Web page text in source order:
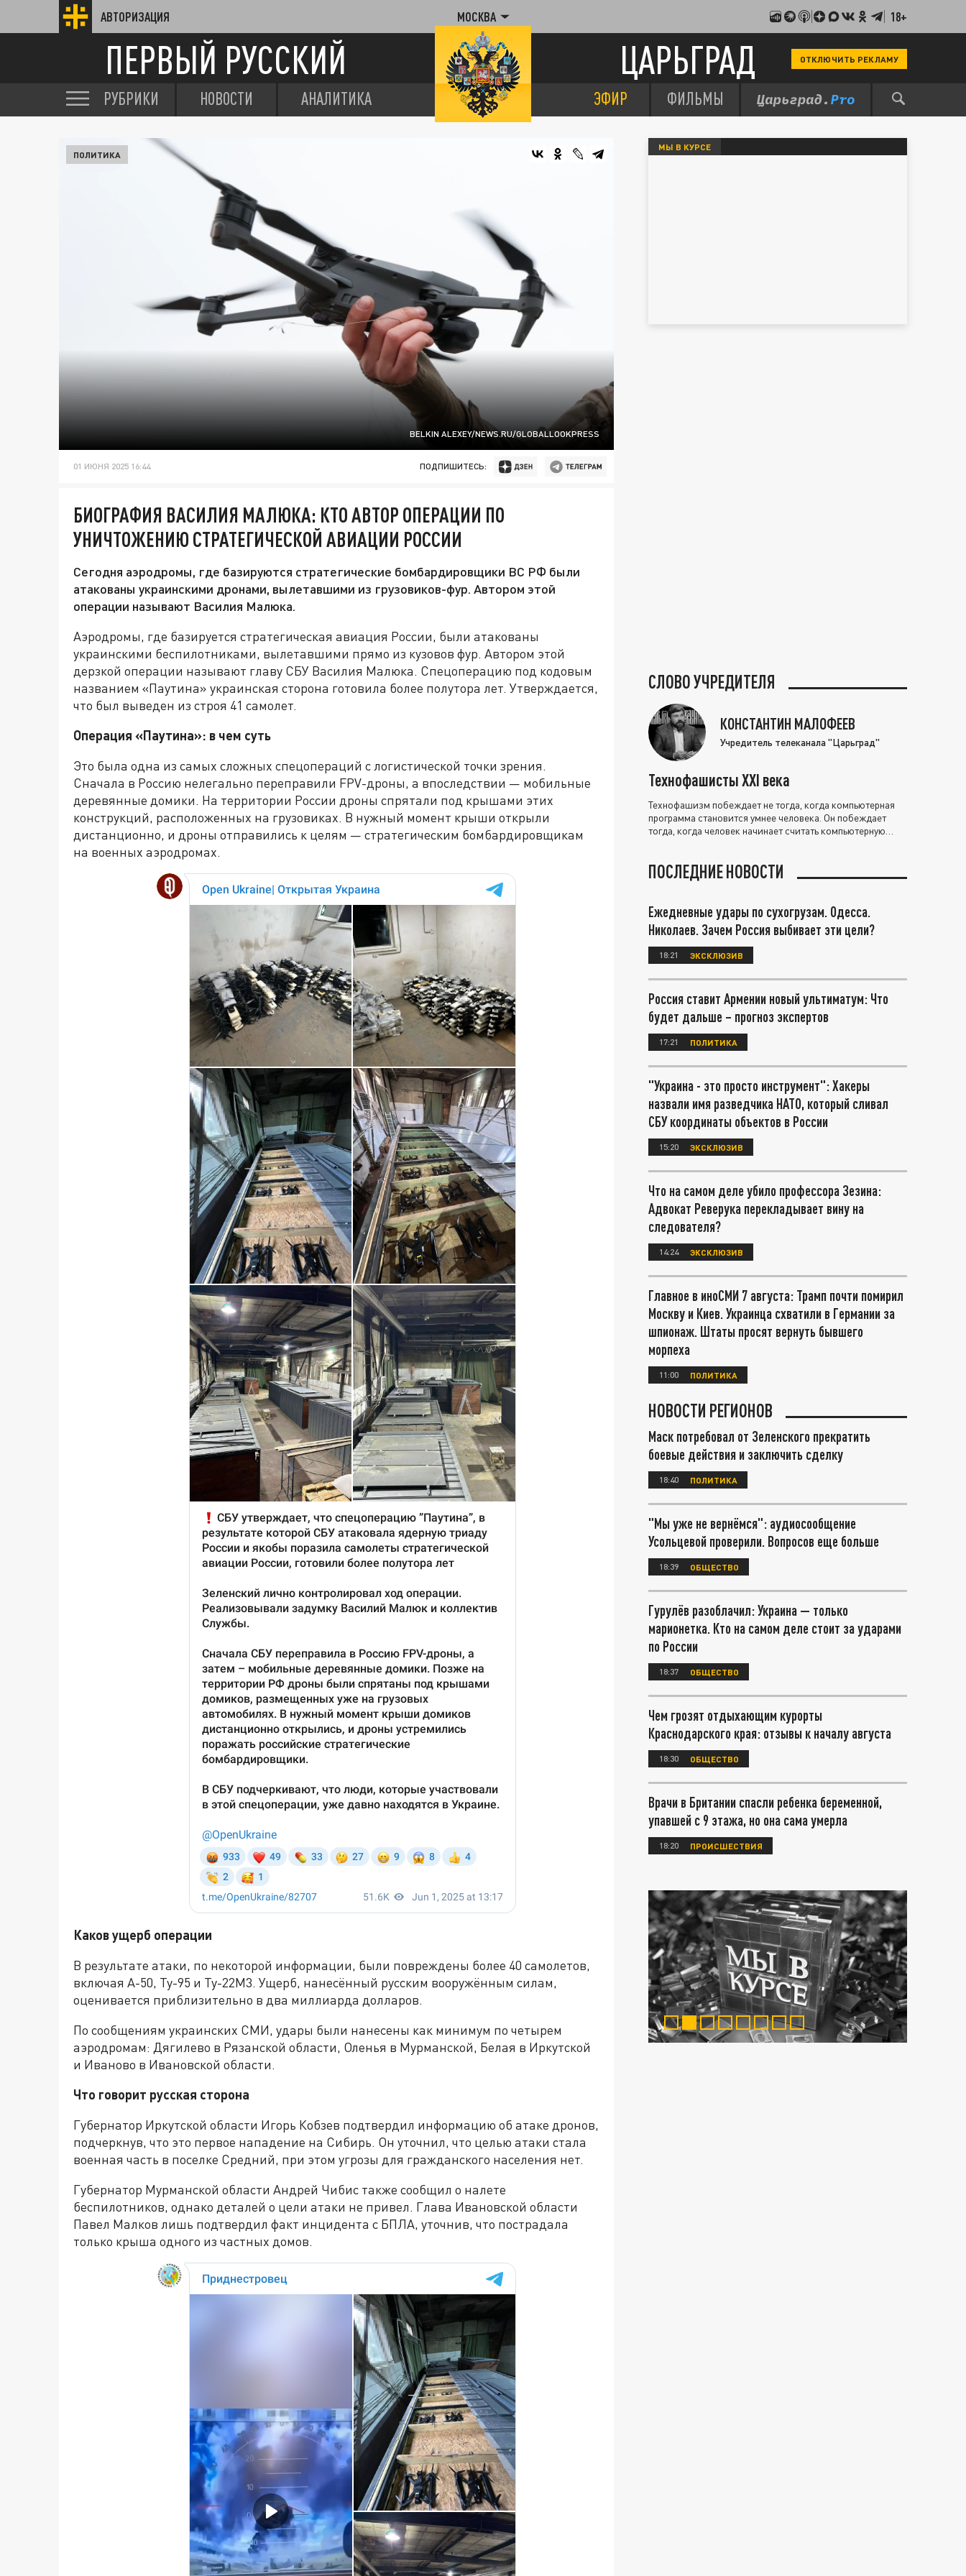
АВТОРИЗАЦИЯ МОСКВА 18+
ПЕРВЫЙ РУССКИЙ ЦАРЬГРАД ОТКЛЮЧИТЬ РЕКЛАМУ
РУБРИКИ НОВОСТИ АНАЛИТИКА ЭФИР ФИЛЬМЫ
BELKIN ALEXEY/NEWS.RU/GLOBALLOOKPRESS
ПОЛИТИКА
01 ИЮНЯ 2025 16:44 ПОДПИШИТЕСЬ:
БИОГРАФИЯ ВАСИЛИЯ МАЛЮКА: КТО АВТОР ОПЕРАЦИИ ПО
УНИЧТОЖЕНИЮ СТРАТЕГИЧЕСКОЙ АВИАЦИИ РОССИИ
Сегодня аэродромы, где базируются стратегические бомбардировщики ВС РФ были
атакованы украинскими дронами, вылетавшими из грузовиков-фур. Автором этой
операции называют Василия Малюка.
Аэродромы, где базируется стратегическая авиация России, были атакованы
украинскими беспилотниками, вылетавшими прямо из кузовов фур. Автором этой
дерзкой операции называют главу СБУ Василия Малюка. Спецоперацию под кодовым
названием «Паутина» украинская сторона готовила более полутора лет. Утверждается,
что был выведен из строя 41 самолет.
Операция «Паутина»: в чем суть
Это была одна из самых сложных спецопераций с логистической точки зрения.
Сначала в Россию нелегально переправили FPV-дроны, а впоследствии — мобильные
деревянные домики. На территории России дроны спрятали под крышами этих
конструкций, расположенных на грузовиках. В нужный момент крыши открыли
дистанционно, и дроны отправились к целям — стратегическим бомбардировщикам
на военных аэродромах.
Каков ущерб операции
В результате атаки, по некоторой информации, были повреждены более 40 самолетов,
включая А-50, Ту-95 и Ту-22М3. Ущерб, нанесённый русским вооружённым силам,
оценивается приблизительно в два миллиарда долларов.
По сообщениям украинских СМИ, удары были нанесены как минимум по четырем
аэродромам: Дягилево в Рязанской области, Оленья в Мурманской, Белая в Иркутской
и Иваново в Ивановской области.
Что говорит русская сторона
Губернатор Иркутской области Игорь Кобзев подтвердил информацию об атаке дронов,
подчеркнув, что это первое нападение на Сибирь. Он уточнил, что целью атаки стала
военная часть в поселке Средний, при этом угрозы для гражданского населения нет.
Губернатор Мурманской области Андрей Чибис также сообщил о налете
беспилотников, однако деталей о цели атаки не привел. Глава Ивановской области
Павел Малков лишь подтвердил факт инцидента с БПЛА, уточнив, что пострадала
только крыша одного из частных домов.
МЫ В КУРСЕ
СЛОВО УЧРЕДИТЕЛЯ
КОНСТАНТИН МАЛОФЕЕВ
Учредитель телеканала "Царьград"
Технофашисты XXI века
Технофашизм побеждает не тогда, когда компьютерная
программа становится умнее человека. Он побеждает
тогда, когда человек начинает считать компьютерную
ПОСЛЕДНИЕ НОВОСТИ
Ежедневные удары по сухогрузам. Одесса.
Николаев. Зачем Россия выбивает эти цели?
18:21 ЭКСКЛЮЗИВ
Россия ставит Армении новый ультиматум: Что
будет дальше – прогноз экспертов
17:21 ПОЛИТИКА
"Украина - это просто инструмент": Хакеры
назвали имя разведчика НАТО, который сливал
СБУ координаты объектов в России
15:20 ЭКСКЛЮЗИВ
Что на самом деле убило профессора Зезина:
Адвокат Реверука перекладывает вину на
следователя?
14:24 ЭКСКЛЮЗИВ
Главное в иноСМИ 7 августа: Трамп почти помирил
Москву и Киев. Украинца схватили в Германии за
шпионаж. Штаты просят вернуть бывшего
морпеха
11:00 ПОЛИТИКА
НОВОСТИ РЕГИОНОВ
Маск потребовал от Зеленского прекратить
боевые действия и заключить сделку
18:40 ПОЛИТИКА
"Мы уже не вернёмся": аудиосообщение
Усольцевой проверили. Вопросов еще больше
18:39 ОБЩЕСТВО
Гурулёв разоблачил: Украина — только
марионетка. Кто на самом деле стоит за ударами
по России
18:37 ОБЩЕСТВО
Чем грозят отдыхающим курорты
Краснодарского края: отзывы к началу августа
18:30 ОБЩЕСТВО
Врачи в Британии спасли ребенка беременной,
упавшей с 9 этажа, но она сама умерла
18:20 ПРОИСШЕСТВИЯ